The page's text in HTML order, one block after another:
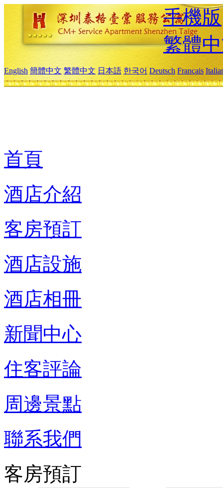
手機版
繁體
English 簡體中文 繁體中文 日本語 한국어 Deutsch Français
首頁
酒店介紹
客房預訂
酒店設施
酒店相冊
新聞中心
住客評論
周邊景點
聯系我們
客房預訂